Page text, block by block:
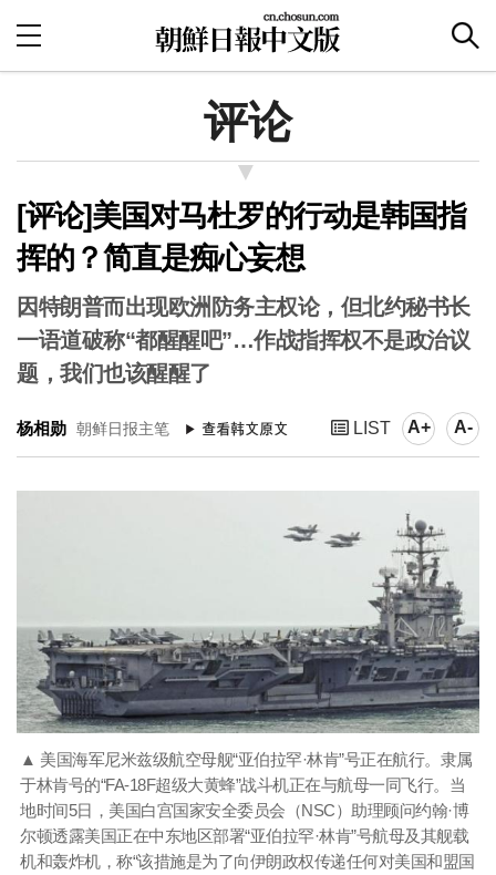
评论
[评论]美国对马杜罗的行动是韩国指
挥的？简直是痴心妄想
因特朗普而出现欧洲防务主权论，但北约秘书长
一语道破称“都醒醒吧”…作战指挥权不是政治议
题，我们也该醒醒了
杨相勋 朝鲜日报主笔 LIST A+ A-
▲ 美国海军尼米兹级航空母舰“亚伯拉罕·林肯”号正在航行。隶属
于林肯号的“FA-18F超级大黄蜂”战斗机正在与航母一同飞行。当
地时间5日，美国白宫国家安全委员会（NSC）助理顾问约翰·博
尔顿透露美国正在中东地区部署“亚伯拉罕·林肯”号航母及其舰载
机和轰炸机，称“该措施是为了向伊朗政权传递任何对美国和盟国